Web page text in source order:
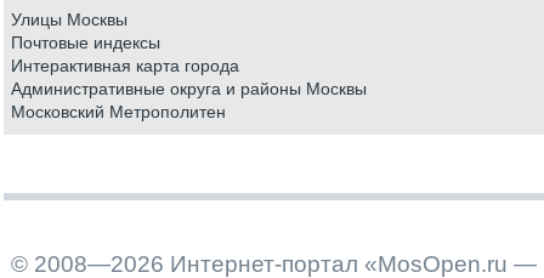
Улицы Москвы
Почтовые индексы
Интерактивная карта города
Административные округа и районы Москвы
Московский Метрополитен
© 2008—2026 Интернет-портал «MosOpen.ru —